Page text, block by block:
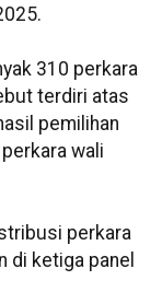
310 perkara
terdiri atas
pemilihan
wali
perkara
di ketiga panel